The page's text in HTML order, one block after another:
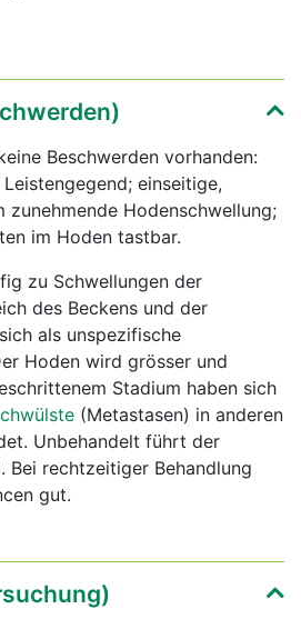
Beschwerden vorhanden:
einseitige,
zunehmende Hodenschwellung;
im Hoden tastbar.
zu Schwellungen der
des Beckens und der
als unspezifische
Hoden wird grösser und
Stadium haben sich
(Metastasen) in anderen
Unbehandelt führt der
Bei rechtzeitiger Behandlung
gut.